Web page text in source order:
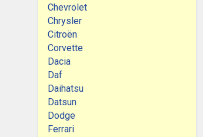
Chevrolet
Chrysler
Citroën
Corvette
Dacia
Daf
Daihatsu
Datsun
Dodge
Ferrari